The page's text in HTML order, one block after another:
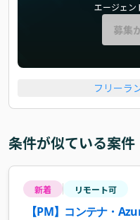
エージェン
募集
フリーラ
条件が似ている案件
新着 リモート可
【PM】コンテナ・